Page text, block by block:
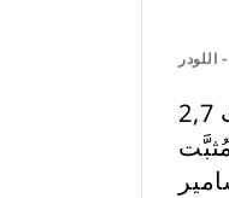
2,7 م3 (3,5 ياردات3)، تثبيت